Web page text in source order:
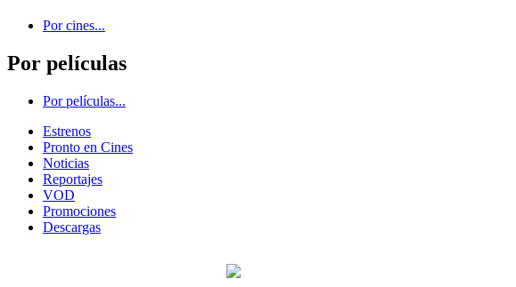
Por cines...
Por películas
Por películas...
Estrenos
Pronto en Cines
Noticias
Reportajes
VOD
Promociones
Descargas